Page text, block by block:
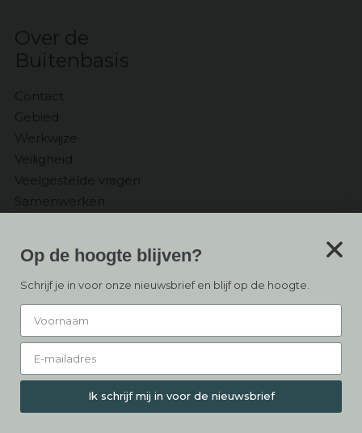
Over de
Buitenbasis
Contact
Gebied
Werkwijze
Veiligheid
Veelgestelde vragen
Samenwerken
Ontvang
de Nieuwsbrief
Op de hoogte blijven?
Schrijf je in voor onze nieuwsbrief en blijf op de hoogte.
Ik schrijf mij in voor de nieuwsbrief